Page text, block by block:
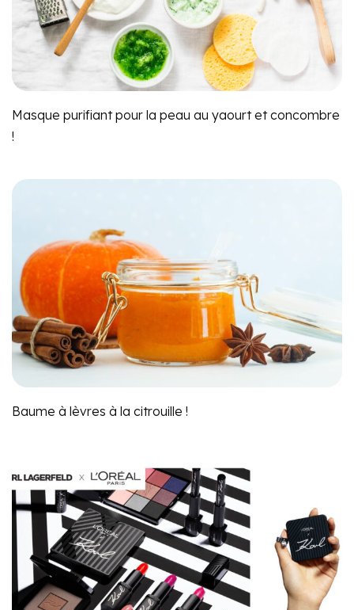
Masque purifiant pour la peau au yaourt et concombre
!
Baume à lèvres à la citrouille !